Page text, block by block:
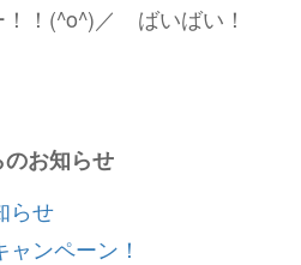
！(^o^)／ ばいばい！
お知らせ
らせ
ンペーン！